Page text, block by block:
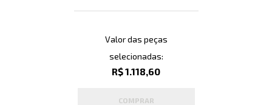
Valor das peças
selecionadas:
R$ 1.118,60
COMPRAR